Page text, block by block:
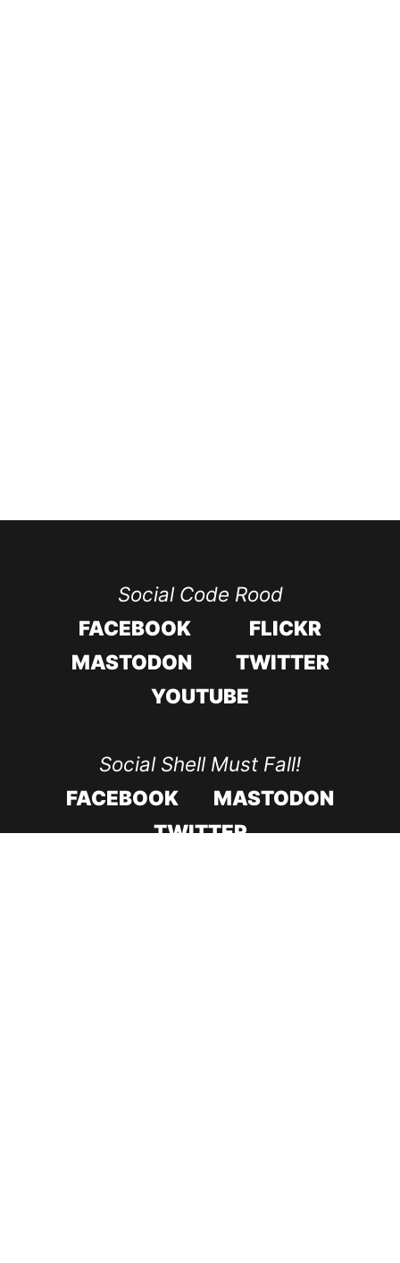
Social Code Rood
FACEBOOK
FLICKR
MASTODON
TWITTER
YOUTUBE
Social Shell Must Fall!
FACEBOOK
MASTODON
TWITTER